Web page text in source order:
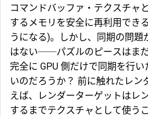
コマンドバッファ・テクスチャ
するメモリを安全に再利用でき
うになる)。しかし、同期の問題
はない──パズルのピースはまだ
完全に GPU 側だけで同期を行
いのだろうか？ 前に触れた レン
えば、レンダーターゲットはレ
するまでテクスチャとして使う